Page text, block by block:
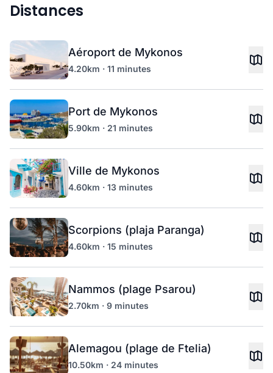
Distances
Aéroport de Mykonos
4.20km · 11 minutes
Port de Mykonos
5.90km · 21 minutes
Ville de Mykonos
4.60km · 13 minutes
Scorpions (plaja Paranga)
4.60km · 15 minutes
Nammos (plage Psarou)
2.70km · 9 minutes
Alemagou (plage de Ftelia)
10.50km · 24 minutes